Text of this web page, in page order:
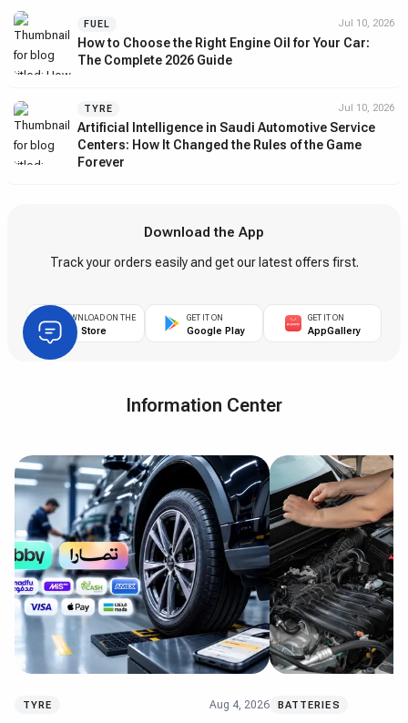
FUEL Jul 10, 2026
How to Choose the Right Engine Oil for Your Car:
The Complete 2026 Guide
TYRE Jul 10, 2026
Artificial Intelligence in Saudi Automotive Service
Centers: How It Changed the Rules of the Game
Forever
Download the App
Track your orders easily and get our latest offers first.
DOWNLOAD ON THE
App Store
GET IT ON
Google Play
GET IT ON
AppGallery
Information Center
TYRE Aug 4, 2026 BATTERIES